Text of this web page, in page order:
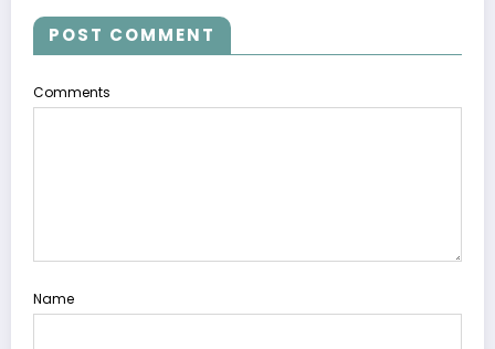
POST COMMENT
Comments
Name